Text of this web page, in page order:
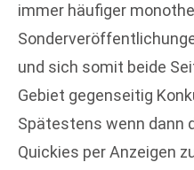
immer häufiger
und sich somit beide
Gebiet gegenseitig
Spätestens wenn dann
Quickies per Anzeigen